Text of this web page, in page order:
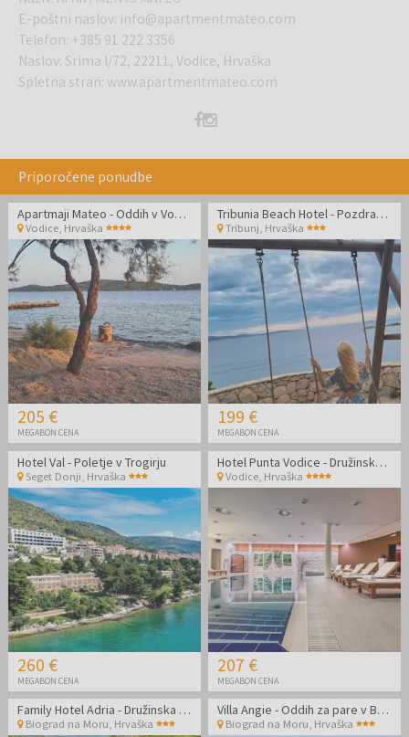
E-poštni naslov: info@apartmentmateo.com
Telefon: +385 91 222 3356
Naslov: Srima I/72, 22211, Vodice, Hrvaška
Spletna stran: www.apartmentmateo.com
Priporočene ponudbe
Apartmaji Mateo - Oddih v Vodicah
Vodice, Hrvaška
205 €
MEGABON CENA
Tribunia Beach Hotel - Pozdrav poletju v Tribunju
Tribunj Hrvaška
199 €
MEGABON CENA
Hotel Val - Poletje v Trogirju
Seget Donji Hrvaška
260 €
MEGABON CENA
Hotel Punta Vodice - Družinska all inclusive light jesen s pridihom wellnessa
Vodice Hrvaška
207 €
MEGABON CENA
Family Hotel Adria - Družinska all inclusive jesen v Dalmaciji
Biograd na Moru, Hrvaška
Villa Angie - Oddih za pare v Biogradu na Moru
Biograd na Moru, Hrvaška